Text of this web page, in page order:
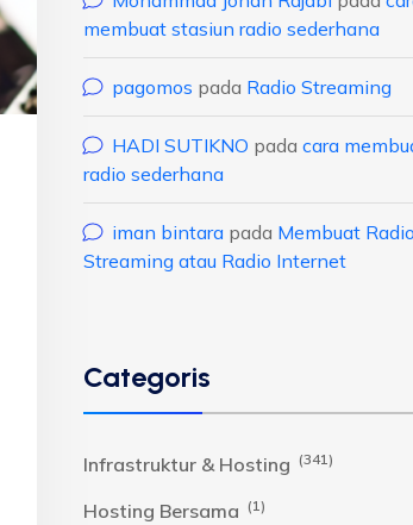
membuat stasiun radio sederhana
pagomos pada Radio Streaming
HADI SUTIKNO pada cara
radio sederhana
iman bintara pada Membuat Radio
Streaming atau Radio Internet
Categoris
Infrastruktur & Hosting (341)
Hosting Bersama (1)